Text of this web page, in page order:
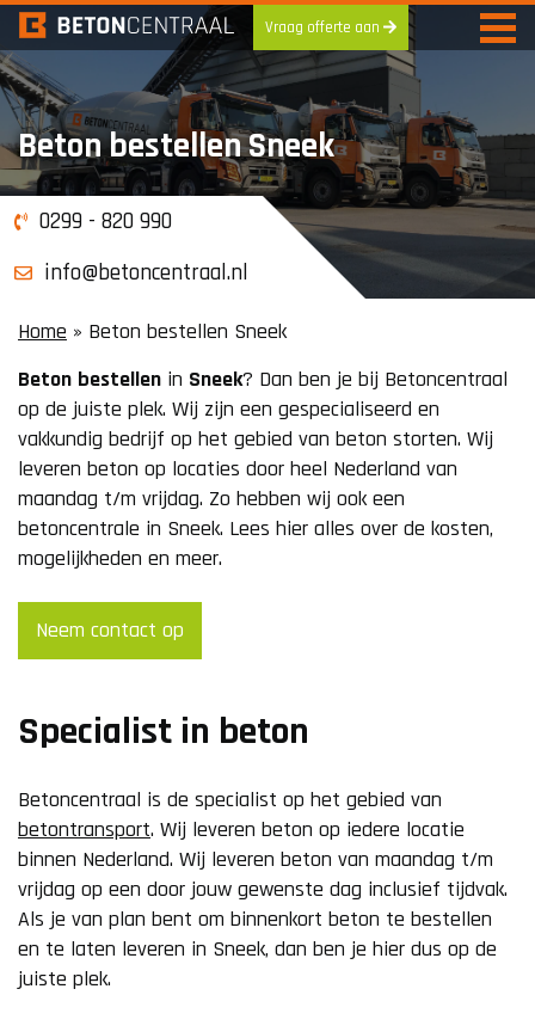
Vraag offerte aan
Skip
to
content
Beton bestellen Sneek
0299 - 820 990
info@betoncentraal.nl
Home » Beton bestellen Sneek
Beton bestellen in Sneek? Dan ben je bij Betoncentraal
op de juiste plek. Wij zijn een gespecialiseerd en
vakkundig bedrijf op het gebied van beton storten. Wij
leveren beton op locaties door heel Nederland van
maandag t/m vrijdag. Zo hebben wij ook een
betoncentrale in Sneek. Lees hier alles over de kosten,
mogelijkheden en meer.
Neem contact op
Specialist in beton
Betoncentraal is de specialist op het gebied van
betontransport. Wij leveren beton op iedere locatie
binnen Nederland. Wij leveren beton van maandag t/m
vrijdag op een door jouw gewenste dag inclusief tijdvak.
Als je van plan bent om binnenkort beton te bestellen
en te laten leveren in Sneek, dan ben je hier dus op de
juiste plek.